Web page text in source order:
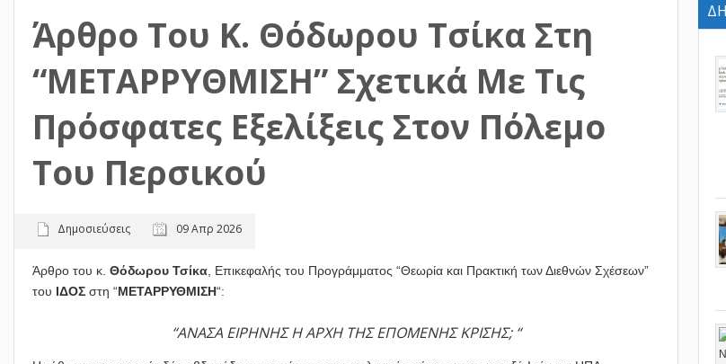
Άρθρο Του Κ. Θόδωρου Τσίκα Στη
“ΜΕΤΑΡΡΥΘΜΙΣΗ” Σχετικά Με Τις
Πρόσφατες Εξελίξεις Στον Πόλεμο
Του Περσικού
Δημοσιεύσεις 09 Απρ 2026
Άρθρο του κ. Θόδωρου Τσίκα, Επικεφαλής του Προγράμματος “Θεωρία και Πρακτική των Διεθνών Σχέσεων”
του ΙΔΟΣ στη “ΜΕΤΑΡΡΥΘΜΙΣΗ“:
“ΑΝΑΣΑ ΕΙΡΗΝΗΣ Η ΑΡΧΗ ΤΗΣ ΕΠΟΜΕΝΗΣ ΚΡΙΣΗΣ; “